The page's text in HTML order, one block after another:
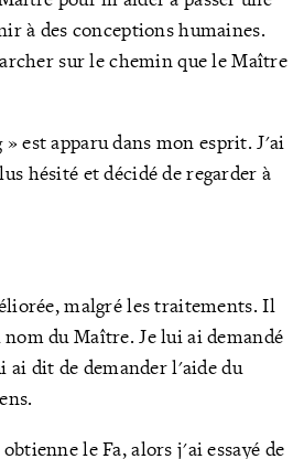
à des conceptions humaines.
sur le chemin que le Maître
est apparu dans mon esprit. J'ai
hésité et décidé de regarder à
malgré les traitements. Il
du Maître. Je lui ai demandé
ai dit de demander l'aide du
le Fa, alors j'ai essayé de